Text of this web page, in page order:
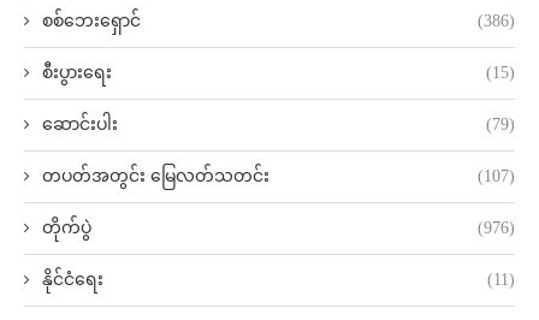
စစ်ဘေးရှောင် (386)
စီးပွားရေး (15)
ဆောင်းပါး (79)
တပတ်အတွင်း မြေလတ်သတင်း (107)
တိုက်ပွဲ (976)
နိုင်ငံရေး (11)